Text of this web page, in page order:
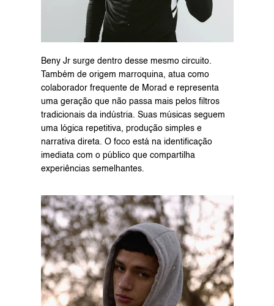
Beny Jr surge dentro desse mesmo circuito.
Também de origem marroquina, atua como
colaborador frequente de Morad e representa
uma geração que não passa mais pelos filtros
tradicionais da indústria. Suas músicas seguem
uma lógica repetitiva, produção simples e
narrativa direta. O foco está na identificação
imediata com o público que compartilha
experiências semelhantes.